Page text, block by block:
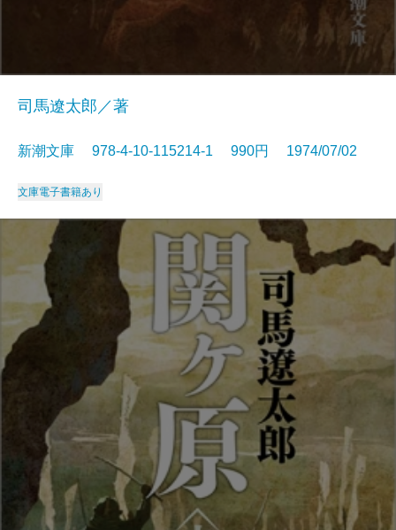
司馬遼太郎／著
新潮文庫 978-4-10-115214-1 990円 1974/07/02
文庫電子書籍あり